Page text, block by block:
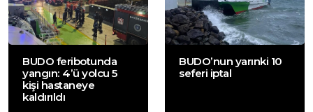
BUDO feribotunda
yangın: 4’ü yolcu 5
kişi hastaneye
kaldırıldı
BUDO’nun yarınki 10
seferi iptal